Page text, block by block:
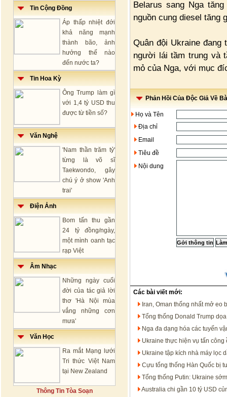
Tin Cộng Đồng
Áp thấp nhiệt đới
khả năng mạnh
thành bão, ảnh
hưởng thế nào
đến nước ta?
Tin Hoa Kỳ
Ông Trump làm gì
với 1,4 tỷ USD thu
được từ tiền số?
Văn Nghệ
'Nam thần trăm tỷ'
từng là võ sĩ
Taekwondo, gây
chú ý ở show 'Anh
trai'
Điện Ảnh
Bom tấn thu gần
24 tỷ đồng/ngày,
một mình oanh tạc
rạp Việt
Âm Nhạc
Những ngày cuối
đời của tác giả lời
thơ 'Hà Nội mùa
vắng những cơn
mưa'
Văn Học
Ra mắt Mạng lưới
Tri thức Việt Nam
tại New Zealand
Thông Tin Tòa Soạn
Belarus sang Nga
nguồn cung diesel tăng
Quân đội Ukraine đang
người lái tầm trung và
mỏ của Nga, với mục
Phản Hồi Của Độc Giả Về
Họ và Tên
Địa chỉ
Email
Tiêu đề
Nội dung
Các bài viết mới:
Iran, Oman thống nhất mở eo
Tổng thống Donald Trump
Nga đa dạng hóa các tuyến
Ukraine thực hiện vụ tấn công
Ukraine tập kích nhà máy lọc
Cựu tổng thống Hàn Quốc bị
Tổng thống Putin: Ukraine
Australia chi gần 10 tỷ USD